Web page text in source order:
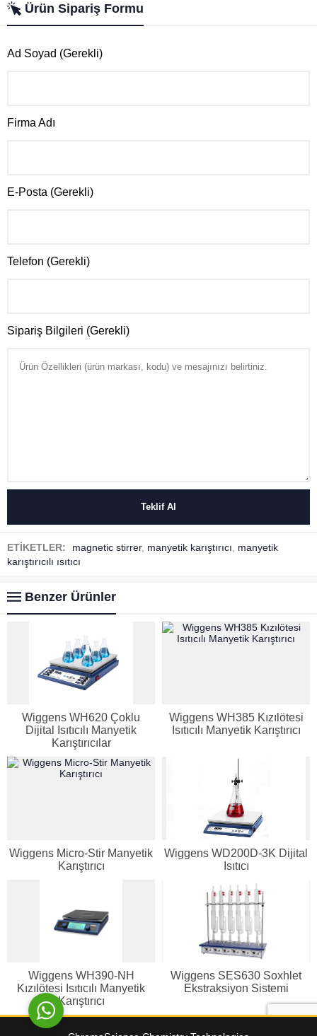
Ürün Sipariş Formu
Ad Soyad (Gerekli)
Firma Adı
E-Posta (Gerekli)
Telefon (Gerekli)
Sipariş Bilgileri (Gerekli)
ETİKETLER: magnetic stirrer, manyetik karıştırıcı
manyetik
karıştırıcılı ısıtıcı
Benzer Ürünler
Wiggens WH620 Çoklu
Dijital Isıtıcılı Manyetik
Karıştırıcılar
Wiggens WH385 Kızılötesi
Isıtıcılı Manyetik Karıştırıcı
Wiggens Micro-Stir Manyetik
Karıştırıcı
Wiggens WD200D-3K Dijital
Isıtıcı
Wiggens WH390-NH
Kızılötesi Isıtıcılı Manyetik
Karıştırıcı
Wiggens SES630 Soxhlet
Ekstraksiyon Sistemi